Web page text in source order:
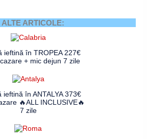
ALTE ARTICOLE:
ieftină în TROPEA 227€
+ mic dejun 7 zile
ieftină în ANTALYA 373€
🔥ALL INCLUSIVE🔥
7 zile